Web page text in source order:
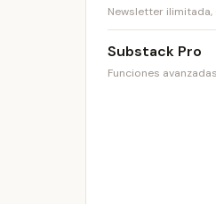
Newsletter ilimitada,
Substack Pro
Funciones